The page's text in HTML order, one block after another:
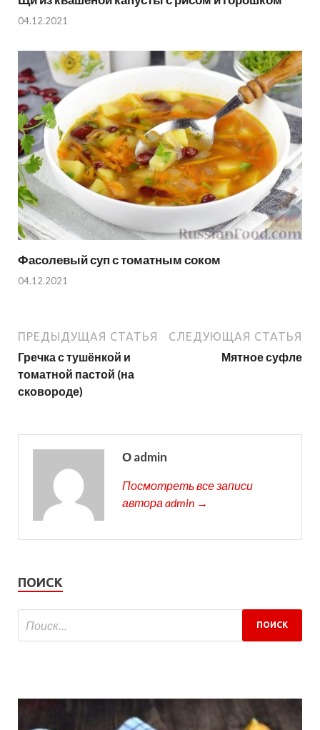
04.12.2021
Фасолевый суп с томатным соком
04.12.2021
ПРЕДЫДУЩАЯ СТАТЬЯ
Гречка с тушёнкой и
томатной пастой (на
сковороде)
СЛЕДУЮЩАЯ СТАТЬЯ
Мятное суфле
О admin
Посмотреть все записи
автора admin →
ПОИСК